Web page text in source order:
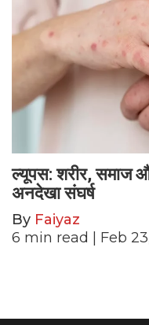
ल्यूपस: शरीर, समाज
अनदेखा संघर्ष
By Faiyaz
6 min read | Feb